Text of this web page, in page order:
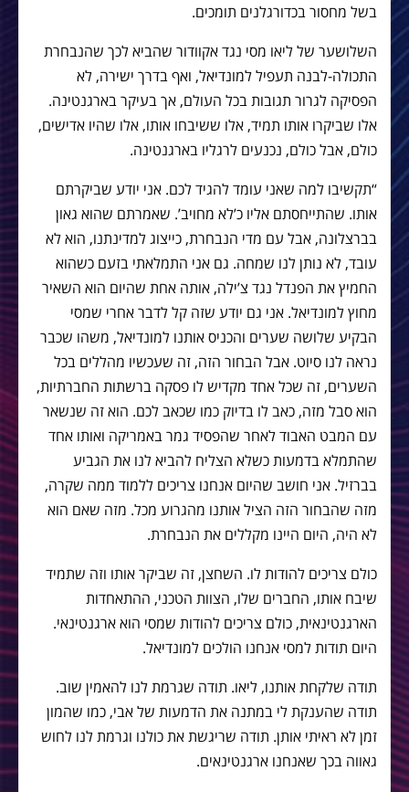
בשל מחסור בכדורגלנים תומכים.
השלושער של ליאו מסי נגד אקוודור שהביא לכך שהנבחרת
התכולה-לבנה תעפיל למונדיאל, ואף בדרך ישירה, לא
הפסיקה לגרור תגובות בכל העולם, אך בעיקר בארגנטינה.
אלו שביקרו אותו תמיד, אלו ששיבחו אותו, אלו שהיו אדישים,
כולם, אבל כולם, נכנעים לרגליו בארגנטינה.
“תקשיבו למה שאני עומד להגיד לכם. אני יודע שביקרתם
אותו. שהתייחסתם אליו כ’לא מחויב’. שאמרתם שהוא גאון
בברצלונה, אבל עם מדי הנבחרת, כייצוג למדינתנו, הוא לא
עובד, לא נותן לנו שמחה. גם אני התמלאתי בזעם כשהוא
החמיץ את הפנדל נגד צ’ילה, אותה אחת שהיום הוא השאיר
מחוץ למונדיאל. אני גם יודע שזה קל לדבר אחרי שמסי
הבקיע שלושה שערים והכניס אותנו למונדיאל, משהו שכבר
נראה לנו סיוט. אבל הבחור הזה, זה שעכשיו מהללים בכל
השערים, זה שכל אחד מקדיש לו פסקה ברשתות החברתיות,
הוא סבל מזה, כאב לו בדיוק כמו שכאב לכם. הוא זה שנשאר
עם המבט האבוד לאחר שהפסיד גמר באמריקה ואותו אחד
שהתמלא בדמעות כשלא הצליח להביא לנו את הגביע
בברזיל. אני חושב שהיום אנחנו צריכים ללמוד ממה שקרה,
מזה שהבחור הזה הציל אותנו מהגרוע מכל. מזה שאם הוא
לא היה, היום היינו מקללים את הנבחרת.
כולם צריכים להודות לו. השחצן, זה שביקר אותו וזה שתמיד
שיבח אותו, החברים שלו, הצוות הטכני, ההתאחדות
הארגנטינאית, כולם צריכים להודות שמסי הוא ארגנטינאי.
היום תודות למסי אנחנו הולכים למונדיאל.
תודה שלקחת אותנו, ליאו. תודה שגרמת לנו להאמין שוב.
תודה שהענקת לי במתנה את הדמעות של אבי, כמו שהמון
זמן לא ראיתי אותן. תודה שריגשת את כולנו וגרמת לנו לחוש
גאווה בכך שאנחנו ארגנטינאים.